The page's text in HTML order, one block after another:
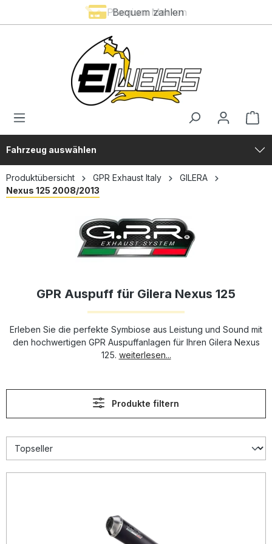
Premium Marken
Bequem zahlen
Fahrzeug auswählen
Produktübersicht GPR Exhaust Italy
GILERA
Nexus 125 2008/2013
GPR Auspuff für Gilera Nexus 125
Erleben Sie die perfekte Symbiose aus Leistung und Sound mit
den hochwertigen GPR Auspuffanlagen für Ihren Gilera Nexus
125. weiterlesen...
Produkte filtern